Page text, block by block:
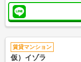
賃貸マンション
仮）イゾラ